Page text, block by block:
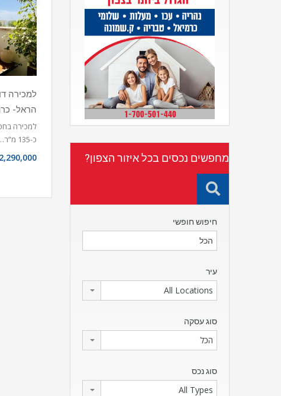
הראל-
כ-135 מ”ר…
מחפשים נכסים בכל איזור הצפון?
חיפוש חופשי
עיר
All Locations
סוג עסקה
הכל
סוג נכס
All Types